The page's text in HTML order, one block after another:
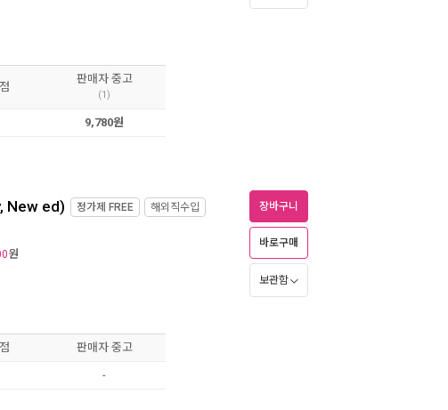
판매자 중고
(1)
9,780원
New ed) 정가제 FREE 해외직수입
원
장바구니
바로구매
보관함
판매자 중고
-